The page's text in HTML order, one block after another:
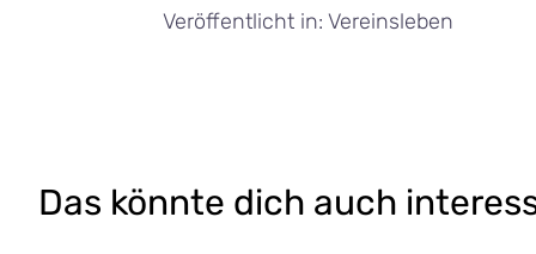
Veröffentlicht in:Vereinsleben
Das könnte dich auch